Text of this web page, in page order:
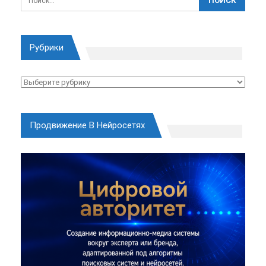
Рубрики
Рубрики
Продвижение В Нейросетях